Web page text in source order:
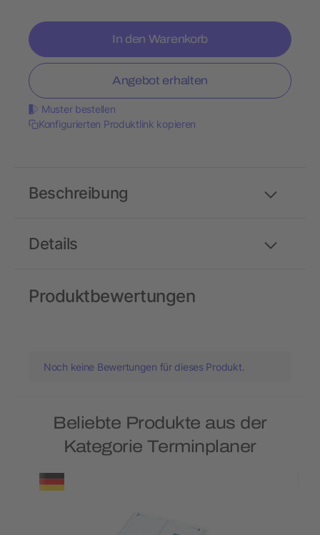
In den Warenkorb
Angebot erhalten
Muster bestellen
Konfigurierten Produktlink kopieren
Details
Beschreibung
Produktbewertungen
Noch keine Bewertungen für dieses Produkt.
Beliebte Produkte aus der
Kategorie Terminplaner